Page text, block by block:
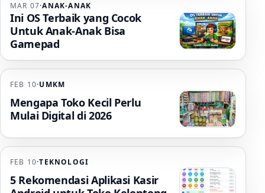
MAR 07·ANAK-ANAK
Ini OS Terbaik yang Cocok
Untuk Anak-Anak Bisa
Gamepad
FEB 10·UMKM
Mengapa Toko Kecil Perlu
Mulai Digital di 2026
FEB 10·TEKNOLOGI
5 Rekomendasi Aplikasi Kasir